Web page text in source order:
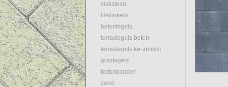
vlaksteen
H-klinkers
betontegels
terrastegels beton
terrastegels keramisch
grastegels
betonbanden
zand